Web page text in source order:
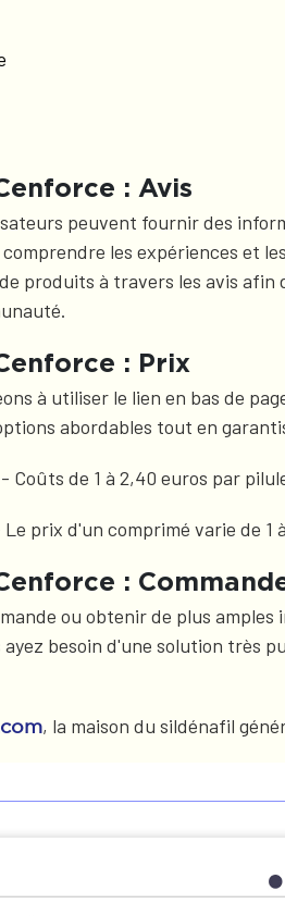
: Avis
peuvent fournir des
les expériences et
produits à travers les avis
: Prix
à utiliser le lien en bas de
abordables tout en
- Coûts de 1 à 2,40 euros par
Le prix d'un comprimé varie de 1
:
ou obtenir de plus
ayez besoin d'une solution très
, la maison du sildénafil